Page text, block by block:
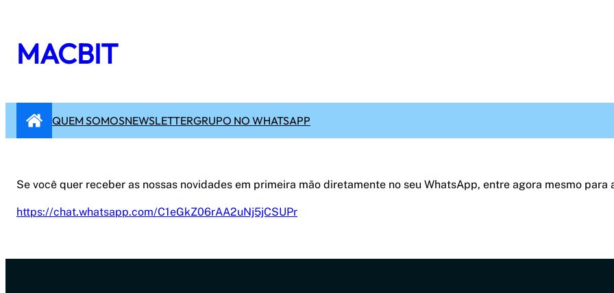
conteúdo
MACBIT
QUEM SOMOSNEWSLETTERGRUPO NO WHATSAPP
Se você quer receber as nossas novidades em primeira mão diretamente no seu WhatsApp, entre agora mesmo para
https://chat.whatsapp.com/C1eGkZ06rAA2uNj5jCSUPr